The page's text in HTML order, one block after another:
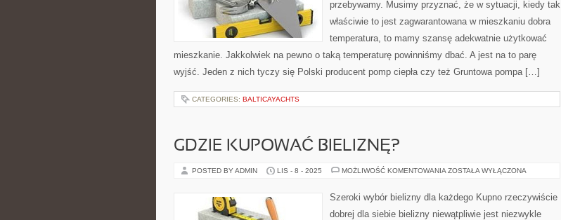
PRZEBYWAMY
przebywamy. Musimy przyznać, że w sytuacji, kiedy tak
właściwie to jest zagwarantowana w mieszkaniu dobra
temperatura, to mamy szansę adekwatnie użytkować
mieszkanie. Jakkolwiek na pewno o taką temperaturę powinniśmy dbać. A jest na to parę
wyjść. Jeden z nich tyczy się Polski producent pomp ciepła czy też Gruntowa pompa […]
CATEGORIES: BALTICAYACHTS
GDZIE KUPOWAĆ BIELIZNĘ?
POSTED BY ADMIN LIS - 8 - 2025 MOŻLIWOŚĆ KOMENTOWANIA GDZIE
ZOSTAŁA WYŁĄCZONA
Szeroki wybór bielizny dla każdego Kupno rzeczywiście
dobrej dla siebie bielizny niewątpliwie jest niezwykle